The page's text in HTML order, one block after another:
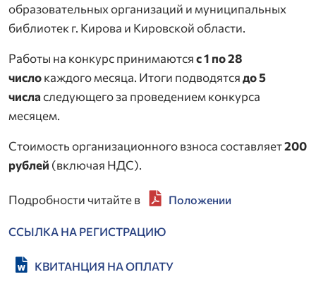
образовательных организаций и муниципальных
библиотек г. Кирова и Кировской области.
Работы на конкурс принимаютсяс 1 по 28
числокаждого месяца. Итоги подводятсядо 5
числаследующего за проведением конкурса
месяцем.
Стоимость организационного взноса составляет200
рублей (включая НДС).
Подробности читайте в Положении
ССЫЛКА НА РЕГИСТРАЦИЮ
КВИТАНЦИЯ НА ОПЛАТУ